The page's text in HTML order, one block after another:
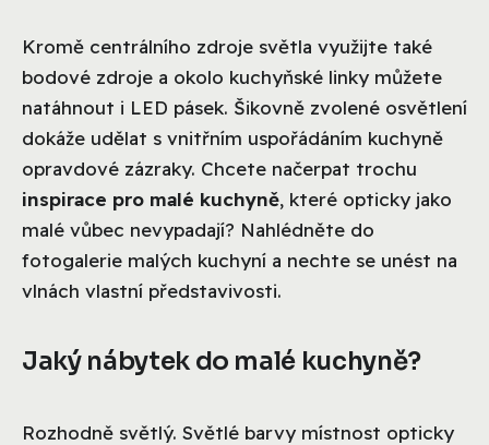
Kromě centrálního zdroje světla využijte také
bodové zdroje a okolo kuchyňské linky můžete
natáhnout i LED pásek. Šikovně zvolené osvětlení
dokáže udělat s vnitřním uspořádáním kuchyně
opravdové zázraky. Chcete načerpat trochu
inspirace pro malé kuchyně, které opticky jako
malé vůbec nevypadají? Nahlédněte do
fotogalerie malých kuchyní a nechte se unést na
vlnách vlastní představivosti.
Jaký nábytek do malé kuchyně?
Rozhodně světlý. Světlé barvy místnost opticky